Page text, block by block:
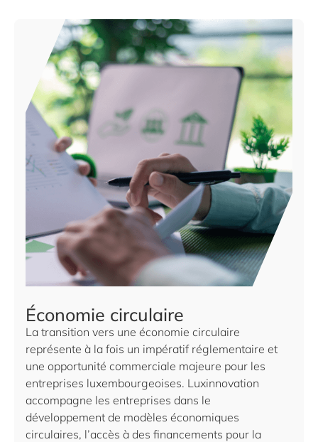
Économie circulaire
La transition vers une économie circulaire
représente à la fois un impératif réglementaire et
une opportunité commerciale majeure pour les
entreprises luxembourgeoises. Luxinnovation
accompagne les entreprises dans le
développement de modèles économiques
circulaires, l’accès à des financements pour la